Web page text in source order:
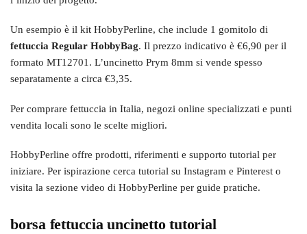
Un esempio è il kit HobbyPerline, che include 1 gomitolo di
fettuccia Regular HobbyBag. Il prezzo indicativo è €6,90 per il
formato MT12701. L’uncinetto Prym 8mm si vende spesso
separatamente a circa €3,35.
Per comprare fettuccia in Italia, negozi online specializzati e punti
vendita locali sono le scelte migliori.
HobbyPerline offre prodotti, riferimenti e supporto tutorial per
iniziare. Per ispirazione cerca tutorial su Instagram e Pinterest o
visita la sezione video di HobbyPerline per guide pratiche.
borsa fettuccia uncinetto tutorial